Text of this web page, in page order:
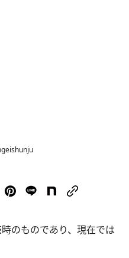
のものであり、現在では